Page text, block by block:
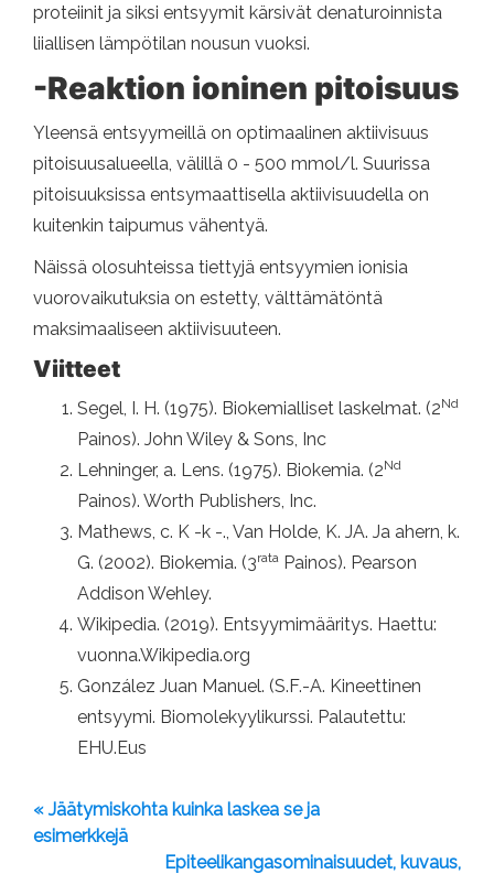
proteiinit ja siksi entsyymit kärsivät denaturoinnista
liiallisen lämpötilan nousun vuoksi.
-Reaktion ioninen pitoisuus
Yleensä entsyymeillä on optimaalinen aktiivisuus
pitoisuusalueella, välillä 0 - 500 mmol/l. Suurissa
pitoisuuksissa entsymaattisella aktiivisuudella on
kuitenkin taipumus vähentyä.
Näissä olosuhteissa tiettyjä entsyymien ionisia
vuorovaikutuksia on estetty, välttämätöntä
maksimaaliseen aktiivisuuteen.
Viitteet
Segel, I. H. (1975). Biokemialliset laskelmat. (2Nd
Painos). John Wiley & Sons, Inc
Lehninger, a. Lens. (1975). Biokemia. (2Nd
Painos). Worth Publishers, Inc.
Mathews, c. K -k -., Van Holde, K. JA. Ja ahern, k.
G. (2002). Biokemia. (3rata Painos). Pearson
Addison Wehley.
Wikipedia. (2019). Entsyymimääritys. Haettu:
vuonna.Wikipedia.org
González Juan Manuel. (S.F.-A. Kineettinen
entsyymi. Biomolekyylikurssi. Palautettu:
EHU.Eus
« Jäätymiskohta kuinka laskea se ja
esimerkkejä
Epiteelikangasominaisuudet, kuvaus,